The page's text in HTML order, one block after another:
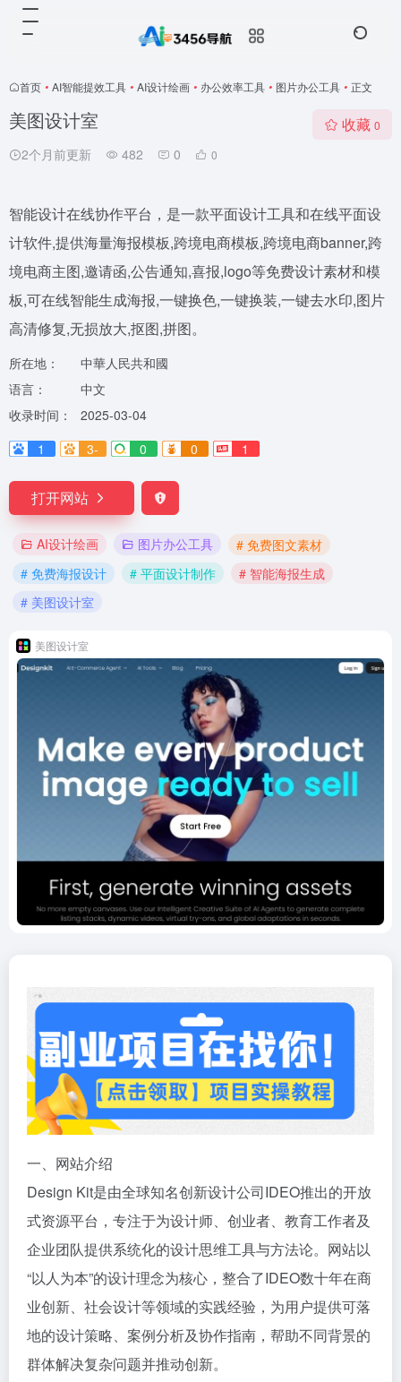
首页 • AI智能提效工具 • AI设计绘画 • 办公效率工具 • 图片办公工具 • 正文
美图设计室
2个月前更新 482 0 0
收藏 0
智能设计在线协作平台，是一款平面设计工具和在线平面设
计软件,提供海量海报模板,跨境电商模板,跨境电商banner,跨
境电商主图,邀请函,公告通知,喜报,logo等免费设计素材和模
板,可在线智能生成海报,一键换色,一键换装,一键去水印,图片
高清修复,无损放大,抠图,拼图。
所在地：
中華人民共和國
语言：
中文
收录时间：
2025-03-04
1
3- 0 0 1
打开网站
AI设计绘画 图片办公工具
# 免费图文素材
# 免费海报设计
# 平面设计制作
# 智能海报生成
# 美图设计室
美图设计室
一、网站介绍
Design Kit是由全球知名创新设计公司IDEO推出的开放
式资源平台，专注于为设计师、创业者、教育工作者及
企业团队提供系统化的设计思维工具与方法论。网站以
“以人为本”的设计理念为核心，整合了IDEO数十年在商
业创新、社会设计等领域的实践经验，为用户提供可落
地的设计策略、案例分析及协作指南，帮助不同背景的
群体解决复杂问题并推动创新。